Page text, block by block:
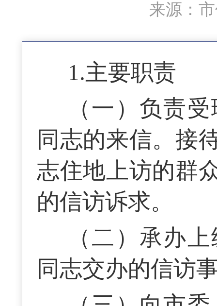
来源：
1.主要职责
（一）负责
同志的来信。接
志住地上访的群
的信访诉求。
（二）承办
同志交办的信访